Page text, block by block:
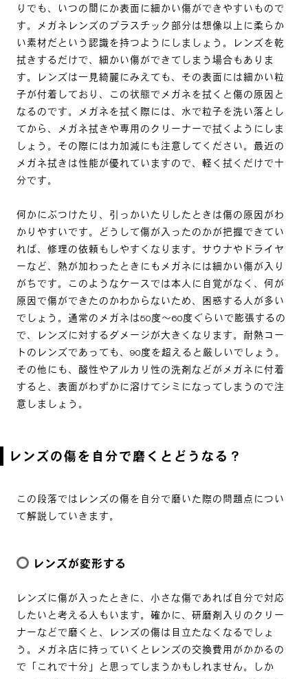
りでも、いつの間にか表面に細かい傷ができやすいもので
す。メガネレンズのプラスチック部分は想像以上に柔らか
い素材だという認識を持つようにしましょう。レンズを乾
拭きするだけで、細かい傷ができてしまう場合もありま
す。レンズは一見綺麗にみえても、その表面には細かい粒
子が付着しており、この状態でメガネを拭くと傷の原因と
なるのです。メガネを拭く際には、水で粒子を洗い落とし
てから、メガネ拭きや専用のクリーナーで拭くようにしま
しょう。その際には力加減にも注意してください。最近の
メガネ拭きは性能が優れていますので、軽く拭くだけで十
分です。
何かにぶつけたり、引っかいたりしたときは傷の原因がわ
かりやすいです。どうして傷が入ったのかが把握できてい
れば、修理の依頼もしやすくなります。サウナやドライヤ
ーなど、熱が加わったときにもメガネには細かい傷が入り
がちです。このようなケースでは本人に自覚がなく、何が
原因で傷ができたのかわからないため、困惑する人が多い
でしょう。通常のメガネは50度～60度ぐらいで膨張するの
で、レンズに対するダメージが大きくなります。耐熱コー
トのレンズであっても、90度を超えると厳しいでしょう。
その他にも、酸性やアルカリ性の洗剤などがメガネに付着
すると、表面がわずかに溶けてシミになってしまうので注
意しましょう。
レンズの傷を自分で磨くとどうなる？
この段落ではレンズの傷を自分で磨いた際の問題点につい
て解説していきます。
レンズが変形する
レンズに傷が入ったときに、小さな傷であれば自分で対応
したいと考える人もいます。確かに、研磨剤入りのクリー
ナーなどで磨くと、レンズの傷は目立たなくなるでしょ
う。メガネ店に持っていくとレンズの交換費用がかかるの
で「これで十分」と思ってしまうかもしれません。しか